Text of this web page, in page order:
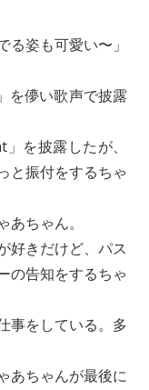
姿も可愛い〜」
を儚い歌声で披露
を披露したが、
と振付をするちゃ
ちゃん。
好きだけど、パス
の告知をするちゃ
事をしている。多
あちゃんが最後に